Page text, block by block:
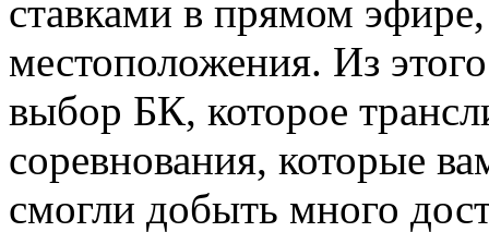
ставками в прямом эфире,
местоположения. Из
выбор БК, которое
соревнования, которые
смогли добыть много